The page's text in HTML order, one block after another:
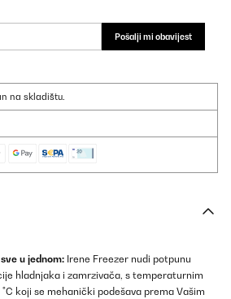
Pošalji mi obavijest
na skladištu.
u jednom: Irene Freezer nudi potpunu
hladnjaka i zamrzivača, s temperaturnim
°C koji se mehanički podešava prema Vašim